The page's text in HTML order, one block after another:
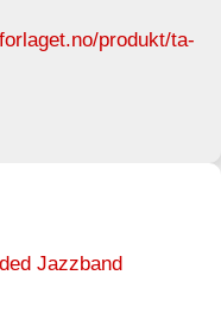
produkt/ta-
Jazzband